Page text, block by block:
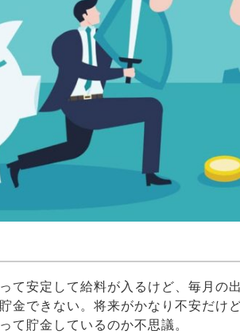
て安定して給料が入るけど、毎月の
金できない。将来がかなり不安だけ
て貯金しているのか不思議。